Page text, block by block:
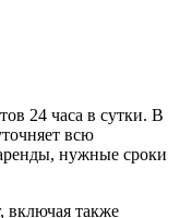
24 часа в сутки. В
всю
нужные сроки
включая также